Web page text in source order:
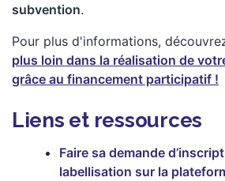
subvention.
Pour plus d'informations,
plus loin dans la réalisation de
grâce au financement participatif !
Liens et ressources
Faire sa demande
labellisation sur la